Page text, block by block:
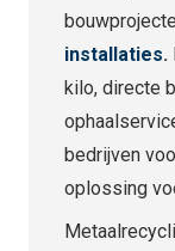
installaties.
kilo, directe
bedrijven
oplossing